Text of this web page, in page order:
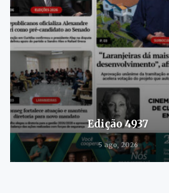
Edição 4937
5 ago, 2026